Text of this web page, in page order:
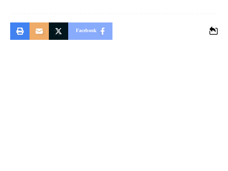
Facebook